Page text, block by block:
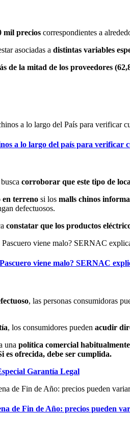
mil precios correspondientes a
asociadas a distintas variables
de la mitad de los proveedores
a lo largo del país para verificar
corroborar que este tipo de
en terreno si los malls chinos
defectuosos.
constatar que los productos
viene malo? SERNAC
, las personas consumidoras
, los consumidores pueden acudir
una política comercial
es ofrecida, debe ser cumplida.
Garantía Legal
de Fin de Año: precios pueden